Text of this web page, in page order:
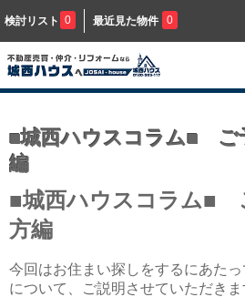
検討リスト 0 最近見た物件 0
■城西ハウスコラム■ ご
編
■城西ハウスコラム■
方編
今回はお住まい探しをするにあた
について、ご説明させていただきま